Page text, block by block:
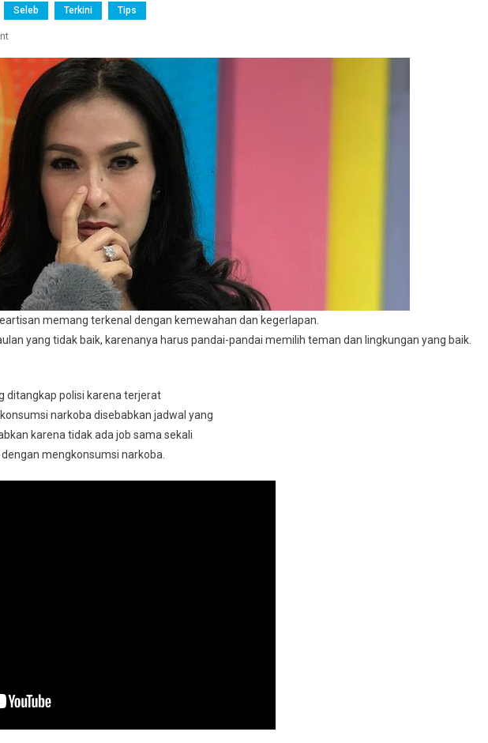
Seleb Terkini Tips
On
Dahlia
Berbagi
Tips
Agar
Anak
Tak
Terjerat
Narkoba
memang terkenal dengan kemewahan dan kegerlapan.
yang tidak baik, karenanya harus pandai-pandai memilih teman dan lingkungan yang baik.
ditangkap polisi karena terjerat
narkoba disebabkan jadwal yang
karena tidak ada job sama sekali
mengkonsumsi narkoba.